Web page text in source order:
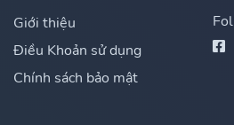
Giới thiệu
Điều Khoản sử dụng
Chính sách bảo mật